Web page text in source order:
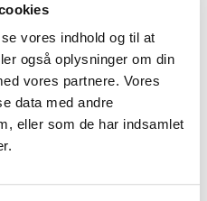
vores indhold og til at
også oplysninger om din
vores partnere. Vores
data med andre
eller som de har indsamlet
mobning i
udsat for